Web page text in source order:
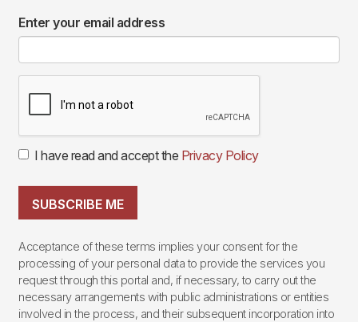
Enter your email address
I have read and accept the Privacy Policy
SUBSCRIBE ME
Acceptance of these terms implies your consent for the
processing of your personal data to provide the services you
request through this portal and, if necessary, to carry out the
necessary arrangements with public administrations or entities
involved in the process, and their subsequent incorporation into